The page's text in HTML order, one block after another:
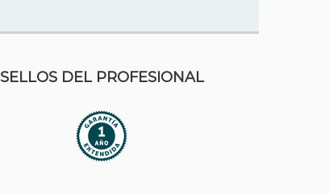
SELLOS DEL PROFESIONAL